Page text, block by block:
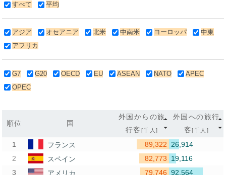
すべて 平均
アジア オセアニア 北米 中南米 ヨーロッパ
中東
アフリカ
G7 G20 OECD EU ASEAN NATO
APEC
OPEC
順位 国
外国からの旅
行客 [千人]
外国への旅行
客[千人]
フランス 89,322
26,914
スペイン
82,773
19,116
アメリカ
79,746 92,564